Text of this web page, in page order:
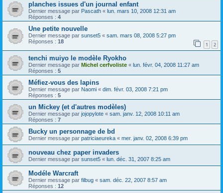
planches issues d'un journal enfant
Dernier message par Pascath « lun. mars 10, 2008 12:31 am
Réponses : 4
Une petite nouvelle
Dernier message par sunset5 « sam. mars 08, 2008 5:27 pm
Réponses : 18 1 2
tenchi muiyo le modèle Ryokho
Dernier message par Michel cerfvoliste « lun. févr. 04, 2008 11:27 am
Réponses : 5
Méfiez-vous des lapins
Dernier message par Naomi « dim. févr. 03, 2008 7:21 pm
Réponses : 5
un Mickey (et d'autres modèles)
Dernier message par jojopylote « sam. janv. 12, 2008 10:11 am
Réponses : 7
Bucky un personnage de bd
Dernier message par patriciaeureka « mer. janv. 02, 2008 6:39 pm
nouveau chez paper invaders
Dernier message par sunset5 « lun. déc. 31, 2007 8:25 am
Modéle Warcraft
Dernier message par filbug « sam. déc. 22, 2007 8:57 am
Réponses : 12